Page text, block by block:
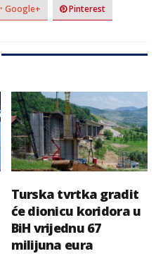
Google+ Pinterest
Turska tvrtka gradit
će dionicu koridora u
BiH vrijednu 67
milijuna eura